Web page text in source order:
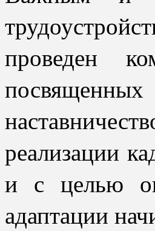
проведен
реализации
и с целью
адаптации